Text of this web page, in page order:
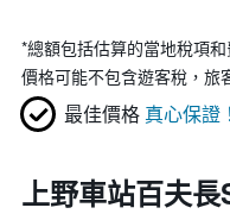
*總額包括估算的當地稅項
價格可能不包含遊客稅，旅
最佳價格 真心保證！
上野車站百夫